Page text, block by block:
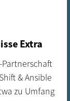
Extra
& Ansible
zu Umfang